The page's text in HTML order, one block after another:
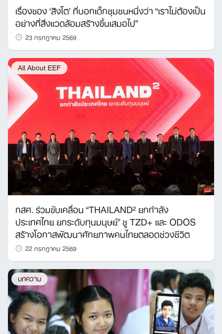
เรื่องของ ‘สิงโต’ ที่บอกเด็กชุมชนหนึ่งว่า “เราไม่ต้องเป็น
อย่างที่สิ่งแวดล้อมสร้างขึ้นเสมอไป”
23 กรกฎาคม 2569
All About EEF
กสศ. ร่วมขับเคลื่อน “THAILAND² ยกกำลัง
ประเทศไทย ยกระดับทุนมนุษย์” ชู TZD+ และ ODOS
สร้างโอกาสพัฒนาศักยภาพคนไทยตลอดช่วงชีวิต
22 กรกฎาคม 2569
บทความ